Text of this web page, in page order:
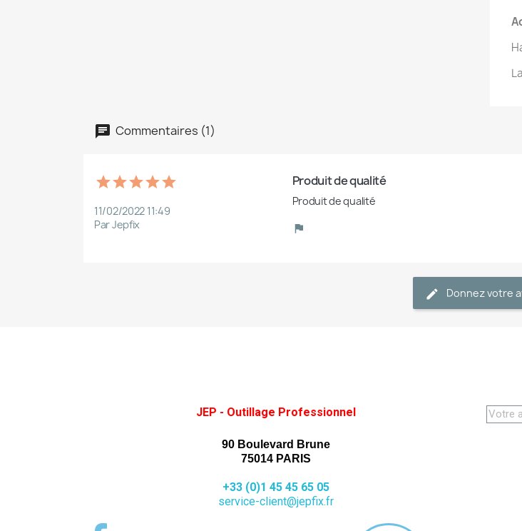
Commentaires (1)
11/02/2022 11:49
Par Jepfix
Produit de qualité
Produit de qualité
Donnez votre
JEP - Outillage Professionnel
90 Boulevard Brune
75014 PARIS
+33 (0)1 45 45 65 05
service-client@jepfix.fr